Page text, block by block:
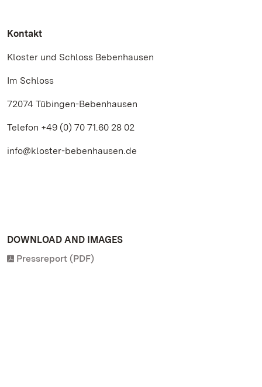
Kontakt
Kloster und Schloss Bebenhausen
Im Schloss
72074 Tübingen-Bebenhausen
Telefon +49 (0) 70 71.60 28 02
info@kloster-bebenhausen.de
DOWNLOAD AND IMAGES
Pressreport (PDF)